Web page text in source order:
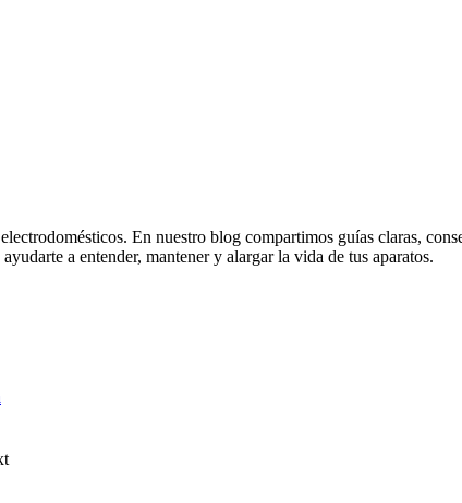
En nuestro blog compartimos guías claras,
a entender, mantener y alargar la vida de tus aparatos.